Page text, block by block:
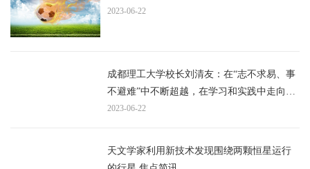
2023-06-22
成都理工大学校长刘清友：在“志不求易、事
不避难”中不断超越，在学习和实践中走向更
2023-06-22
天文学家利用新技术发现围绕两颗恒星运行